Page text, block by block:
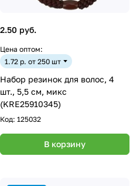
2.50 руб.
Цена оптом:
1.72 р. от 250 шт
Набор резинок для волос, 4
шт., 5,5 см, микс
(KRE25910345)
Код: 125032
В корзину